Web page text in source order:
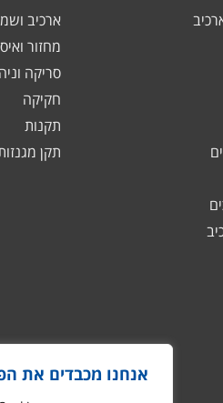
אנחנו מכבדים את
ארכיב
מחזור
סריקה
חקיקה
תקנות
תקן מגנזות